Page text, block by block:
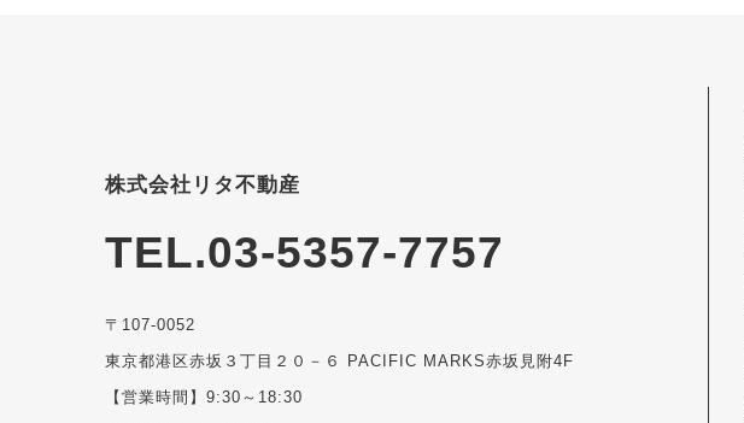
株式会社リタ不動産
TEL.03-5357-7757
〒107-0052
東京都港区赤坂３丁目２０－６ PACIFIC MARKS赤坂見附4F
【営業時間】9:30～18:30